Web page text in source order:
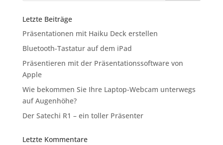
Letzte Beiträge
Präsentationen mit Haiku Deck erstellen
Bluetooth-Tastatur auf dem iPad
Präsentieren mit der Präsentationssoftware von
Apple
Wie bekommen Sie Ihre Laptop-Webcam unterwegs
auf Augenhöhe?
Der Satechi R1 – ein toller Präsenter
Letzte Kommentare